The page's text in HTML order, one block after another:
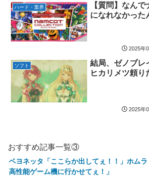
ハード・業界
【質問】なん
になれなかった
2025年
ソフト
結局、ゼノブレ
ヒカリメツ頼り
2025年
おすすめ記事一覧③
ベヨネッタ「ここらか出してぇ！！」ホムラ
高性能ゲーム機に行かせてぇ！」